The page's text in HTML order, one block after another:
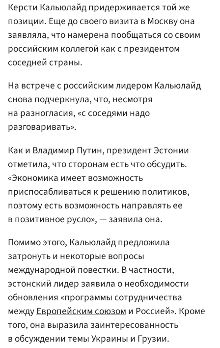
Керсти Кальюлайд придерживается той же
позиции. Еще до своего визита в Москву она
заявляла, что намерена пообщаться со своим
российским коллегой как с президентом
соседней страны.
На встрече с российским лидером Кальюлайд
снова подчеркнула, что, несмотря
на разногласия, «с соседями надо
разговаривать».
Как и Владимир Путин, президент Эстонии
отметила, что сторонам есть что обсудить.
«Экономика имеет возможность
приспосабливаться к решению политиков,
поэтому есть возможность направлять ее
в позитивное русло», — заявила она.
Помимо этого, Кальюлайд предложила
затронуть и некоторые вопросы
международной повестки. В частности,
эстонский лидер заявила о необходимости
обновления «программы сотрудничества
междуЕвропейским союзоми Россией». Кроме
того, она выразила заинтересованность
в обсуждении темы Украины и Грузии.